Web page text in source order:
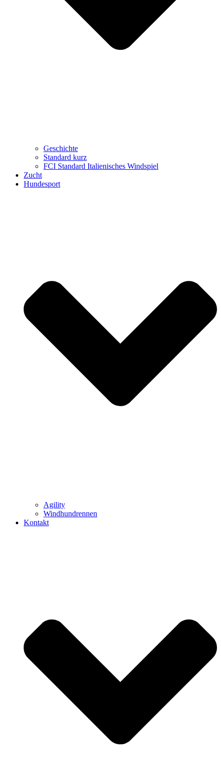
Geschichte
Standard kurz
FCI Standard Italienisches Windspiel
Zucht
Hundesport
Agility
Windhundrennen
Kontakt